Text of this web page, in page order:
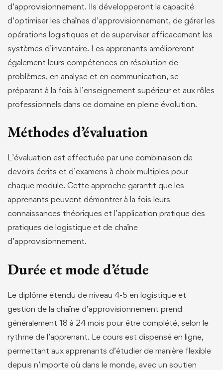
d’approvisionnement. Ils développeront la capacité
d’optimiser les chaînes d’approvisionnement, de gérer les
opérations logistiques et de superviser efficacement les
systèmes d’inventaire. Les apprenants amélioreront
également leurs compétences en résolution de
problèmes, en analyse et en communication, se
préparant à la fois à l’enseignement supérieur et aux rôles
professionnels dans ce domaine en pleine évolution.
Méthodes d’évaluation
L’évaluation est effectuée par une combinaison de
devoirs écrits et d’examens à choix multiples pour
chaque module. Cette approche garantit que les
apprenants peuvent démontrer à la fois leurs
connaissances théoriques et l’application pratique des
pratiques de logistique et de chaîne
d’approvisionnement.
Durée et mode d’étude
Le diplôme étendu de niveau 4-5 en logistique et
gestion de la chaîne d’approvisionnement prend
généralement 18 à 24 mois pour être complété, selon le
rythme de l’apprenant. Le cours est dispensé en ligne,
permettant aux apprenants d’étudier de manière flexible
depuis n’importe où dans le monde, avec un soutien